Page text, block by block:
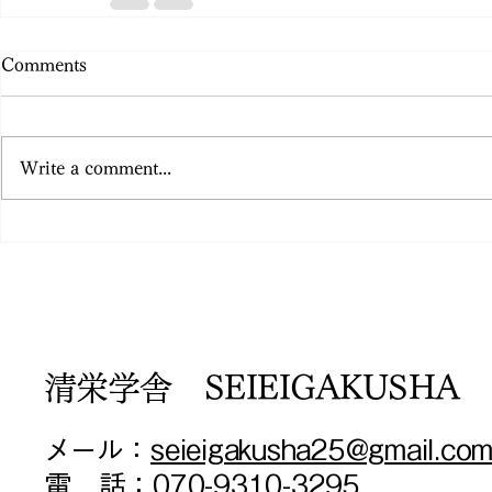
Comments
Write a comment...
清栄学舎 SEIEIGAKUSHA
メール： seieigakusha25@gmail.com
電 話： 070-9310-3295